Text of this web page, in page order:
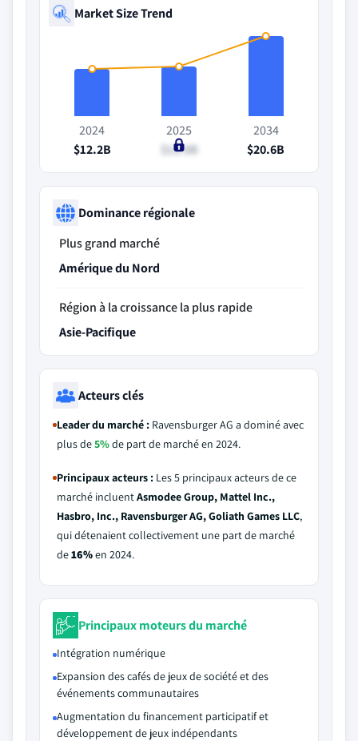
Market Size Trend
2024
$12.2B
2025
$12.8B
2034
$20.6B
Dominance régionale
Plus grand marché
Amérique du Nord
Région à la croissance la plus rapide
Asie-Pacifique
Acteurs clés
Leader du marché : Ravensburger AG a dominé avec
plus de5%de part de marché en 2024.
Principaux acteurs : Les 5 principaux acteurs de ce
marché incluentAsmodee Group, Mattel Inc.,
Hasbro, Inc., Ravensburger AG, Goliath Games LLC,
qui détenaient collectivement une part de marché
de16%en 2024.
Principaux moteurs du marché
Intégration numérique
Expansion des cafés de jeux de société et des
événements communautaires
Augmentation du financement participatif et
développement de jeux indépendants